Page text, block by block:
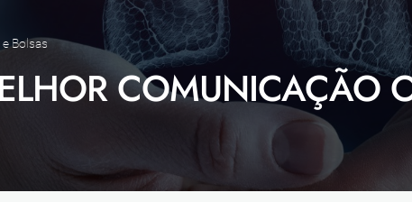
Museológico
tornar-se sócio
Cirurgia Torácica
Doente Crítico Respiratório
Doenças do Interstício Pulmonar
Doenças Ocupacionais e do Ambiente
Fisiopatologia Respiratória e DPOC
Patologia Respiratória do Sono
Fórum
Outros
Bolsas
COMUNICAÇÃO